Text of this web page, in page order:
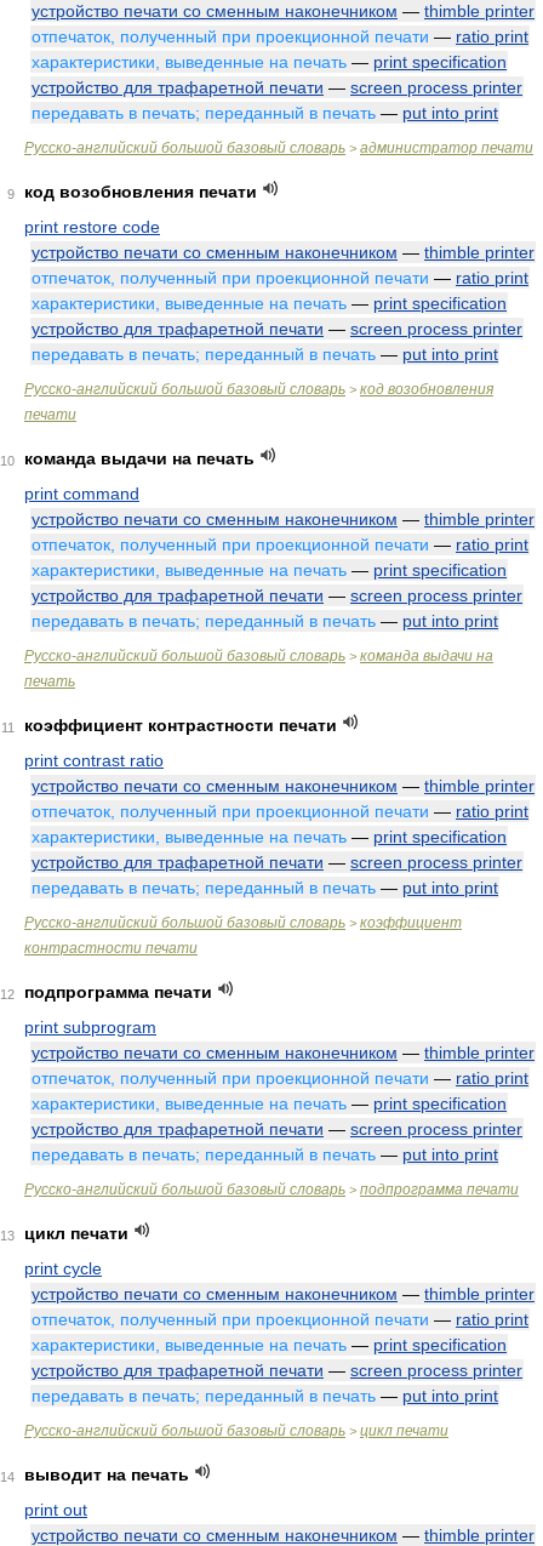
устройство печати со сменным наконечником — thimble printer
отпечаток, полученный при проекционной печати — ratio print
характеристики, выведенные на печать — print specification
устройство для трафаретной печати — screen process printer
передавать в печать; переданный в печать — put into print
Русско-английский большой базовый словарь > администратор печати
9
код возобновления печати
print restore code
устройство печати со сменным наконечником — thimble printer
отпечаток, полученный при проекционной печати — ratio print
характеристики, выведенные на печать — print specification
устройство для трафаретной печати — screen process printer
передавать в печать; переданный в печать — put into print
Русско-английский большой базовый словарь > код возобновления
печати
10
команда выдачи на печать
print command
устройство печати со сменным наконечником — thimble printer
отпечаток, полученный при проекционной печати — ratio print
характеристики, выведенные на печать — print specification
устройство для трафаретной печати — screen process printer
передавать в печать; переданный в печать — put into print
Русско-английский большой базовый словарь > команда выдачи на
печать
11
коэффициент контрастности печати
print contrast ratio
устройство печати со сменным наконечником — thimble printer
отпечаток, полученный при проекционной печати — ratio print
характеристики, выведенные на печать — print specification
устройство для трафаретной печати — screen process printer
передавать в печать; переданный в печать — put into print
Русско-английский большой базовый словарь > коэффициент
контрастности печати
12
подпрограмма печати
print subprogram
устройство печати со сменным наконечником — thimble printer
отпечаток, полученный при проекционной печати — ratio print
характеристики, выведенные на печать — print specification
устройство для трафаретной печати — screen process printer
передавать в печать; переданный в печать — put into print
Русско-английский большой базовый словарь > подпрограмма печати
13
цикл печати
print cycle
устройство печати со сменным наконечником — thimble printer
отпечаток, полученный при проекционной печати — ratio print
характеристики, выведенные на печать — print specification
устройство для трафаретной печати — screen process printer
передавать в печать; переданный в печать — put into print
Русско-английский большой базовый словарь > цикл печати
14
выводит на печать
print out
устройство печати со сменным наконечником — thimble printer